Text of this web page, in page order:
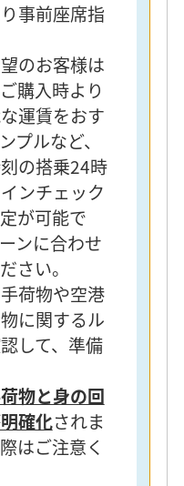
事前座席指
のお客様は
購入時より
運賃をおす
プルなど、
の搭乗24時
ンチェック
が可能で
ンに合わせ
さい。
荷物や空港
に関するル
して、準備
物と身の回
確化されま
はご注意く